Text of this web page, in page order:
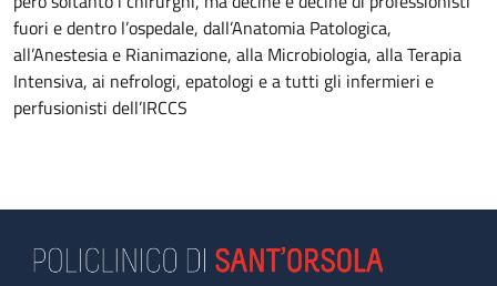
fuori e dentro l’ospedale, dall’Anatomia Patologica,
all’Anestesia e Rianimazione, alla Microbiologia, alla Terapia
Intensiva, ai nefrologi, epatologi e a tutti gli infermieri e
perfusionisti dell’IRCCS